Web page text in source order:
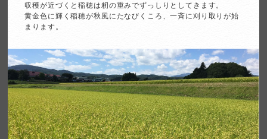
収穫が近づくと稲穂は籾の重みでずっしり としてきます。
黄金色に輝く稲穂が秋風にたなびくころ、一斉に刈り取りが始
まります。